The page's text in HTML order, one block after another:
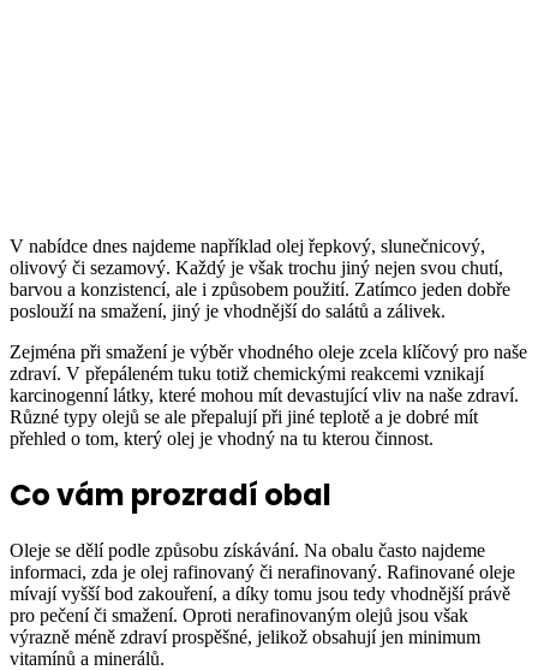
V nabídce dnes najdeme například olej řepkový, slunečnicový,
olivový či sezamový. Každý je však trochu jiný nejen svou chutí,
barvou a konzistencí, ale i způsobem použití. Zatímco jeden dobře
poslouží na smažení, jiný je vhodnější do salátů a zálivek.
Zejména při smažení je výběr vhodného oleje zcela klíčový pro naše
zdraví. V přepáleném tuku totiž chemickými reakcemi vznikají
karcinogenní látky, které mohou mít devastující vliv na naše zdraví.
Různé typy olejů se ale přepalují při jiné teplotě a je dobré mít
přehled o tom, který olej je vhodný na tu kterou činnost.
Co vám prozradí obal
Oleje se dělí podle způsobu získávání. Na obalu často najdeme
informaci, zda je olej rafinovaný či nerafinovaný. Rafinované oleje
mívají vyšší bod zakouření, a díky tomu jsou tedy vhodnější právě
pro pečení či smažení. Oproti nerafinovaným olejů jsou však
výrazně méně zdraví prospěšné, jelikož obsahují jen minimum
vitamínů a minerálů.